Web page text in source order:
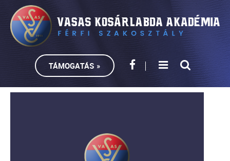
TÁMOGATÁS »